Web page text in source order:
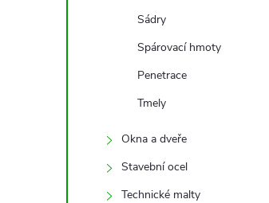
Sádry
Spárovací hmoty
Penetrace
Tmely
Okna a dveře
Stavební ocel
Technické malty